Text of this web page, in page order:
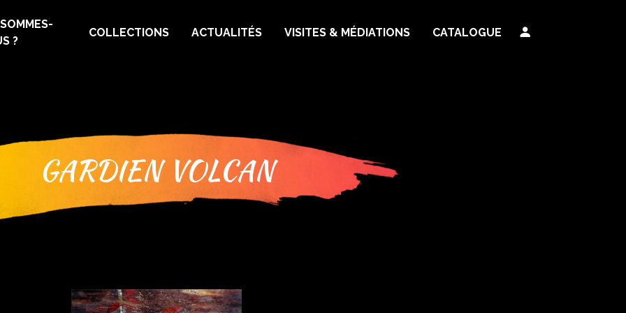
?
COLLECTIONS ACTUALITÉS VISITES & MÉDIATIONS CATALOGUE
GARDIEN VOLCAN